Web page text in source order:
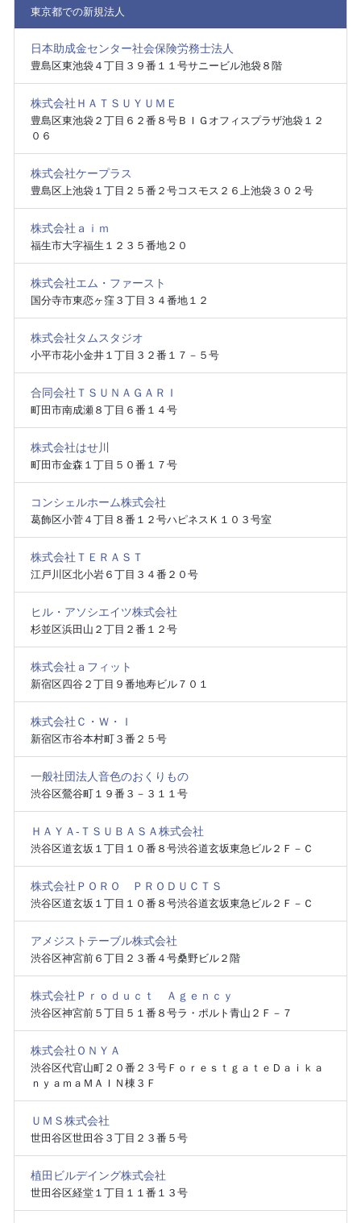
東京都での新規法人
日本助成金センター社会保険労務士法人
豊島区東池袋４丁目３９番１１号サニービル池袋８階
株式会社ＨＡＴＳＵＹＵＭＥ
豊島区東池袋２丁目６２番８号ＢＩＧオフィスプラザ池袋１２
０６
株式会社ケープラス
豊島区上池袋１丁目２５番２号コスモス２６上池袋３０２号
株式会社ａｉｍ
福生市大字福生１２３５番地２０
株式会社エム・ファースト
国分寺市東恋ヶ窪３丁目３４番地１２
株式会社タムスタジオ
小平市花小金井１丁目３２番１７－５号
合同会社ＴＳＵＮＡＧＡＲＩ
町田市南成瀬８丁目６番１４号
株式会社はせ川
町田市金森１丁目５０番１７号
コンシェルホーム株式会社
葛飾区小菅４丁目８番１２号ハピネスＫ１０３号室
株式会社ＴＥＲＡＳＴ
江戸川区北小岩６丁目３４番２０号
ヒル・アソシエイツ株式会社
杉並区浜田山２丁目２番１２号
株式会社ａフィット
新宿区四谷２丁目９番地寿ビル７０１
株式会社Ｃ・Ｗ・Ｉ
新宿区市谷本村町３番２５号
一般社団法人音色のおくりもの
渋谷区鶯谷町１９番３－３１１号
ＨＡＹＡ‐ＴＳＵＢＡＳＡ株式会社
渋谷区道玄坂１丁目１０番８号渋谷道玄坂東急ビル２Ｆ－Ｃ
株式会社ＰＯＲＯ ＰＲＯＤＵＣＴＳ
渋谷区道玄坂１丁目１０番８号渋谷道玄坂東急ビル２Ｆ－Ｃ
アメジストテーブル株式会社
渋谷区神宮前６丁目２３番４号桑野ビル２階
株式会社Ｐｒｏｄｕｃｔ Ａｇｅｎｃｙ
渋谷区神宮前５丁目５１番８号ラ・ポルト青山２Ｆ－７
株式会社ＯＮＹＡ
渋谷区代官山町２０番２３号ＦｏｒｅｓｔｇａｔｅＤａｉｋａ
ｎｙａｍａＭＡＩＮ棟３Ｆ
ＵＭＳ株式会社
世田谷区世田谷３丁目２３番５号
植田ビルデイング株式会社
世田谷区経堂１丁目１１番１３号